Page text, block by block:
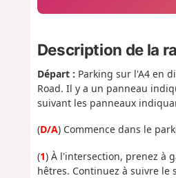
Description de la
Départ : Parking sur l'A4 en
Road. Il y a un panneau
suivant les panneaux
(D/A) Commence dans le
(1) À l'intersection, prenez à
hêtres. Continuez à suivre le